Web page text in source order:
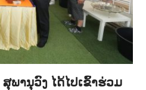
ພານຸວົງ ໄດ້ໄປເຂົ້າຮ່ວມ